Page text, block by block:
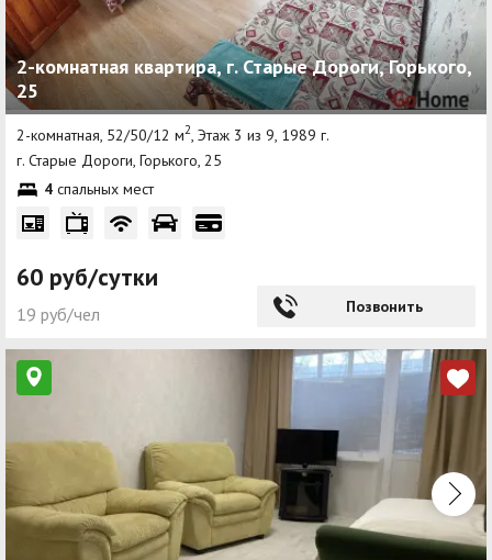
2-комнатная квартира, г. Старые Дороги, Горького,
25
2-комнатная, 52/50/12 м2 , Этаж 3 из 9, 1989 г.
г. Старые Дороги, Горького, 25
4 спальных мест
60 руб/сутки
19 руб/чел Позвонить